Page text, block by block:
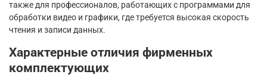
также для профессионалов, работающих с программами для
обработки видео и графики, где требуется высокая скорость
чтения и записи данных.
Характерные отличия фирменных
комплектующих